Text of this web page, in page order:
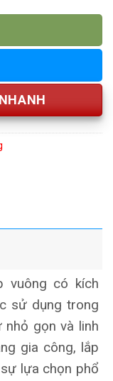
vuông có kích
sử dụng trong
gọn và linh
gia công, lắp
lựa chọn phổ